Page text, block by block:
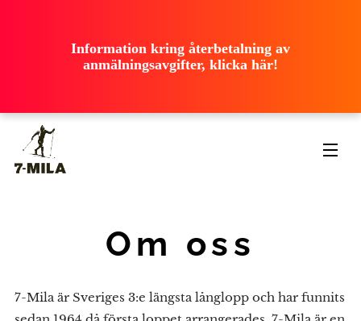
ooooooooooo
ooooooooooo
Information kring återbetalning av
anmälningsavgifter, klicka här!
Om oss
7-Mila är Sveriges 3:e längsta långlopp och har funnits